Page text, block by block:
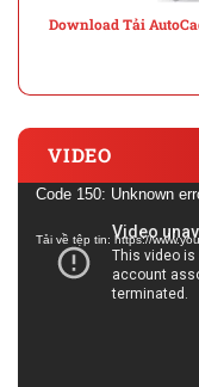
Download Tải
VIDEO
Trình
Video
Code 150: Unknown
Tải về tệp tin: https://